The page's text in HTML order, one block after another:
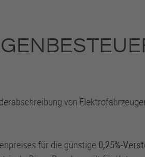
von
für die günstige 0,25%-